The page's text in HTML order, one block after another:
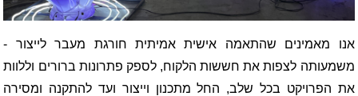
אנו מאמינים שהתאמה אישית אמיתית חורגת מעבר לייצור -
משמעותה לצפות את חששות הלקוח, לספק פתרונות ברורים וללוות
את הפרויקט בכל שלב, החל מתכנון וייצור ועד להתקנה ומסירה